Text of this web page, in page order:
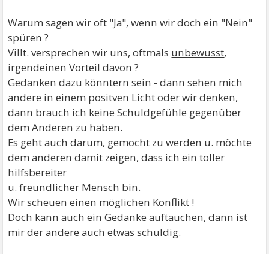
Warum sagen wir oft "Ja", wenn wir doch ein "Nein"
spüren ?
Villt. versprechen wir uns, oftmals unbewusst,
irgendeinen Vorteil davon ?
Gedanken dazu könntern sein - dann sehen mich
andere in einem positven Licht oder wir denken,
dann brauch ich keine Schuldgefühle gegenüber
dem Anderen zu haben.
Es geht auch darum, gemocht zu werden u. möchte
dem anderen damit zeigen, dass ich ein toller
hilfsbereiter
u. freundlicher Mensch bin.
Wir scheuen einen möglichen Konflikt !
Doch kann auch ein Gedanke auftauchen, dann ist
mir der andere auch etwas schuldig.